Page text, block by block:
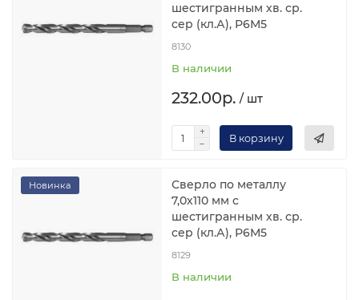
шестигранным хв. ср.
сер (кл.А), Р6М5
8130
В наличии
232.00р. / шт
В корзину
Новинка
Сверло по металлу
7,0х110 мм с
шестигранным хв. ср.
сер (кл.А), Р6М5
8129
В наличии